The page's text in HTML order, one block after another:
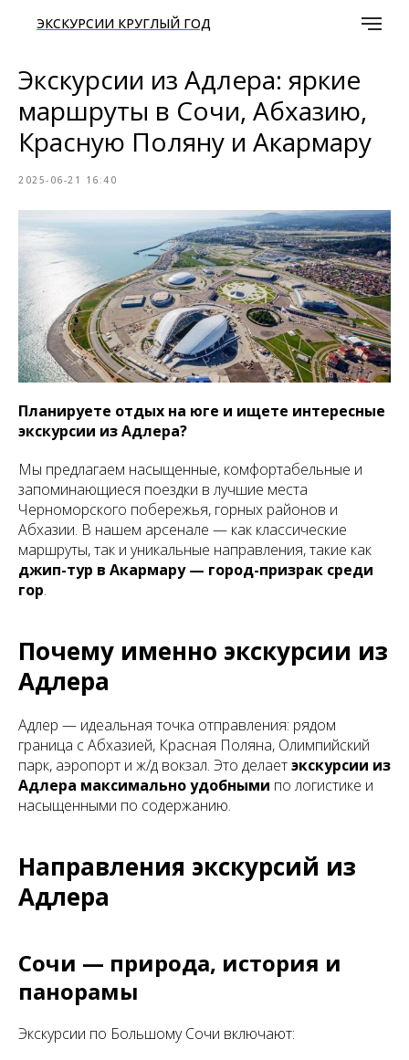
ЭКСКУРСИИ КРУГЛЫЙ ГОД
Экскурсии из Адлера: яркие
маршруты в Сочи, Абхазию,
Красную Поляну и Акармару
2025-06-21 16:40
Планируете отдых на юге и ищете интересные
экскурсии из Адлера?
Мы предлагаем насыщенные, комфортабельные и
запоминающиеся поездки в лучшие места
Черноморского побережья, горных районов и
Абхазии. В нашем арсенале — как классические
маршруты, так и уникальные направления, такие как
джип-тур в Акармару — город-призрак среди
гор.
Почему именно экскурсии из
Адлера
Адлер — идеальная точка отправления: рядом
граница с Абхазией, Красная Поляна, Олимпийский
парк, аэропорт и ж/д вокзал. Это делаетэкскурсии из
Адлера максимально удобными по логистике и
насыщенными по содержанию.
Направления экскурсий из
Адлера
Сочи — природа, история и
панорамы
Экскурсии по Большому Сочи включают: